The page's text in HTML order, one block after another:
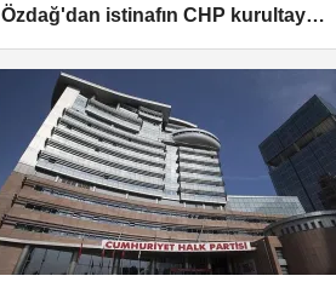
Özdağ'dan istinafın CHP kurultay
değerlendirme: